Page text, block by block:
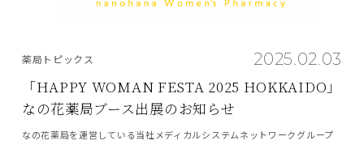
2025.02.03
薬局トピックス
「HAPPY WOMAN FESTA 2025 HOKKAIDO」
なの花薬局ブース出展のお知らせ
なの花薬局を運営している当社メディカルシステムネットワークグループ